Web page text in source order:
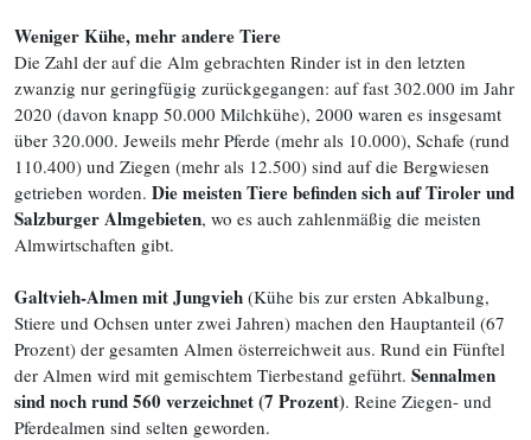
Weniger Kühe, mehr andere Tiere
Die Zahl der auf die Alm gebrachten Rinder ist in den letzten
zwanzig nur geringfügig zurückgegangen: auf fast 302.000 im Jahr
2020 (davon knapp 50.000 Milchkühe), 2000 waren es insgesamt
über 320.000. Jeweils mehr Pferde (mehr als 10.000), Schafe (rund
110.400) und Ziegen (mehr als 12.500) sind auf die Bergwiesen
getrieben worden. Die meisten Tiere befinden sich auf Tiroler und
Salzburger Almgebieten, wo es auch zahlenmäßig die meisten
Almwirtschaften gibt.
Galtvieh-Almen mit Jungvieh (Kühe bis zur ersten Abkalbung,
Stiere und Ochsen unter zwei Jahren) machen den Hauptanteil (67
Prozent) der gesamten Almen österreichweit aus. Rund ein Fünftel
der Almen wird mit gemischtem Tierbestand geführt. Sennalmen
sind noch rund 560 verzeichnet (7 Prozent). Reine Ziegen- und
Pferdealmen sind selten geworden.